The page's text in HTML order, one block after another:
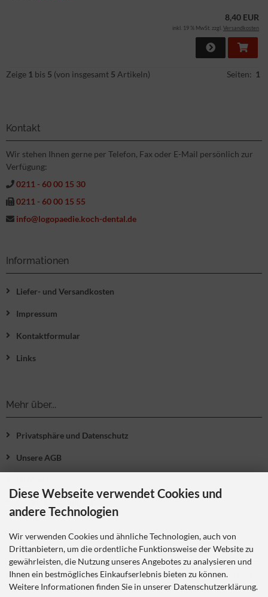
8,40 EUR
inkl. 19 % MwSt. zzgl. Versandkosten
Zeige 1 bis 5 (von insgesamt 5 Artikeln) Seiten: 1
Kontakt
Wir stehen Ihnen gerne per Telefon, Fax oder E-Mail persönlich zur
Verfügung:
0211 - 60 00 15 30
0211 - 60 00 15 55
info@logopaedie.koch-dental.de
Informationen
Liefer- und Versandkosten
Impressum
Kontaktformular
Links
Mehr über...
Privatsphäre und Datenschutz
Unsere AGB
Gewerblicher Shop
Unsere Angebote richten sich nur an Unternehmer, §14 BGB
natürliche oder juristische Personen oder rechtsfähige
Diese Webseite verwendet Cookies und
andere Technologien
Wir verwenden Cookies und ähnliche Technologien, auch von
Drittanbietern, um die ordentliche Funktionsweise der Website zu
gewährleisten, die Nutzung unseres Angebotes zu analysieren und
Ihnen ein bestmögliches Einkaufserlebnis bieten zu können.
Weitere Informationen finden Sie in unserer Datenschutzerklärung.